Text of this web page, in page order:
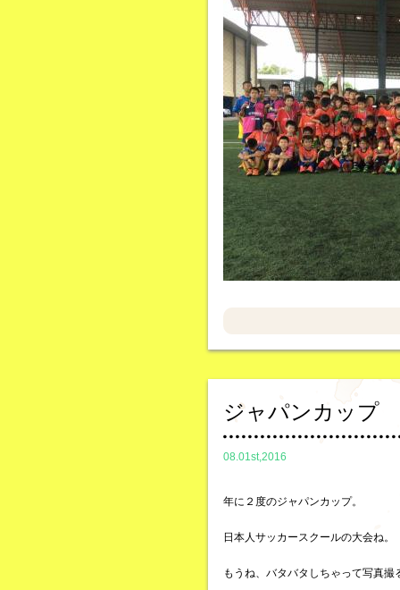
ジャパンカップ
08.01st,2016
年に２度のジャパンカップ。
日本人サッカースクールの大会ね。
もうね、バタバタしちゃって写真撮